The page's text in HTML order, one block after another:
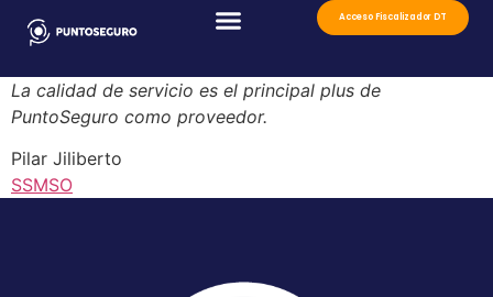
Acceso Fiscalizador DT
La calidad de servicio es el principal plus de
PuntoSeguro como proveedor.
Pilar Jiliberto
SSMSO